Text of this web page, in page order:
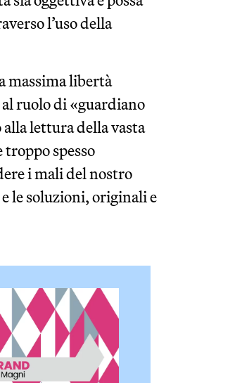
l’uso della
massima libertà
ruolo di «guardiano
lettura della vasta
spesso
i mali del nostro
le soluzioni, originali e